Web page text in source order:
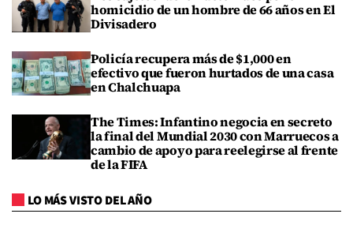
homicidio de un hombre de 66 años en El
Divisadero
Policía recupera más de $1,000 en
efectivo que fueron hurtados de una casa
en Chalchuapa
The Times: Infantino negocia en secreto
la final del Mundial 2030 con Marruecos a
cambio de apoyo para reelegirse al frente
de la FIFA
LO MÁS VISTO DEL AÑO